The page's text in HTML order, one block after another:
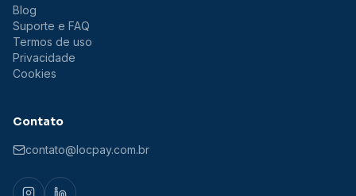
Blog
Suporte e FAQ
Termos de uso
Privacidade
Cookies
Contato
contato@locpay.com.br